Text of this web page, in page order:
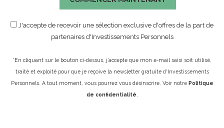
J'accepte de recevoir une sélection exclusive d'offres de la part de
partenaires d'Investissements Personnels
*En cliquant sur le bouton ci-dessus, j’accepte que mon e-mail saisi soit utilisé,
traité et exploité pour que je reçoive la newsletter gratuite d'Investissements
Personnels. A tout moment, vous pourrez vous désinscrire. Voir notre Politique
de confidentialité